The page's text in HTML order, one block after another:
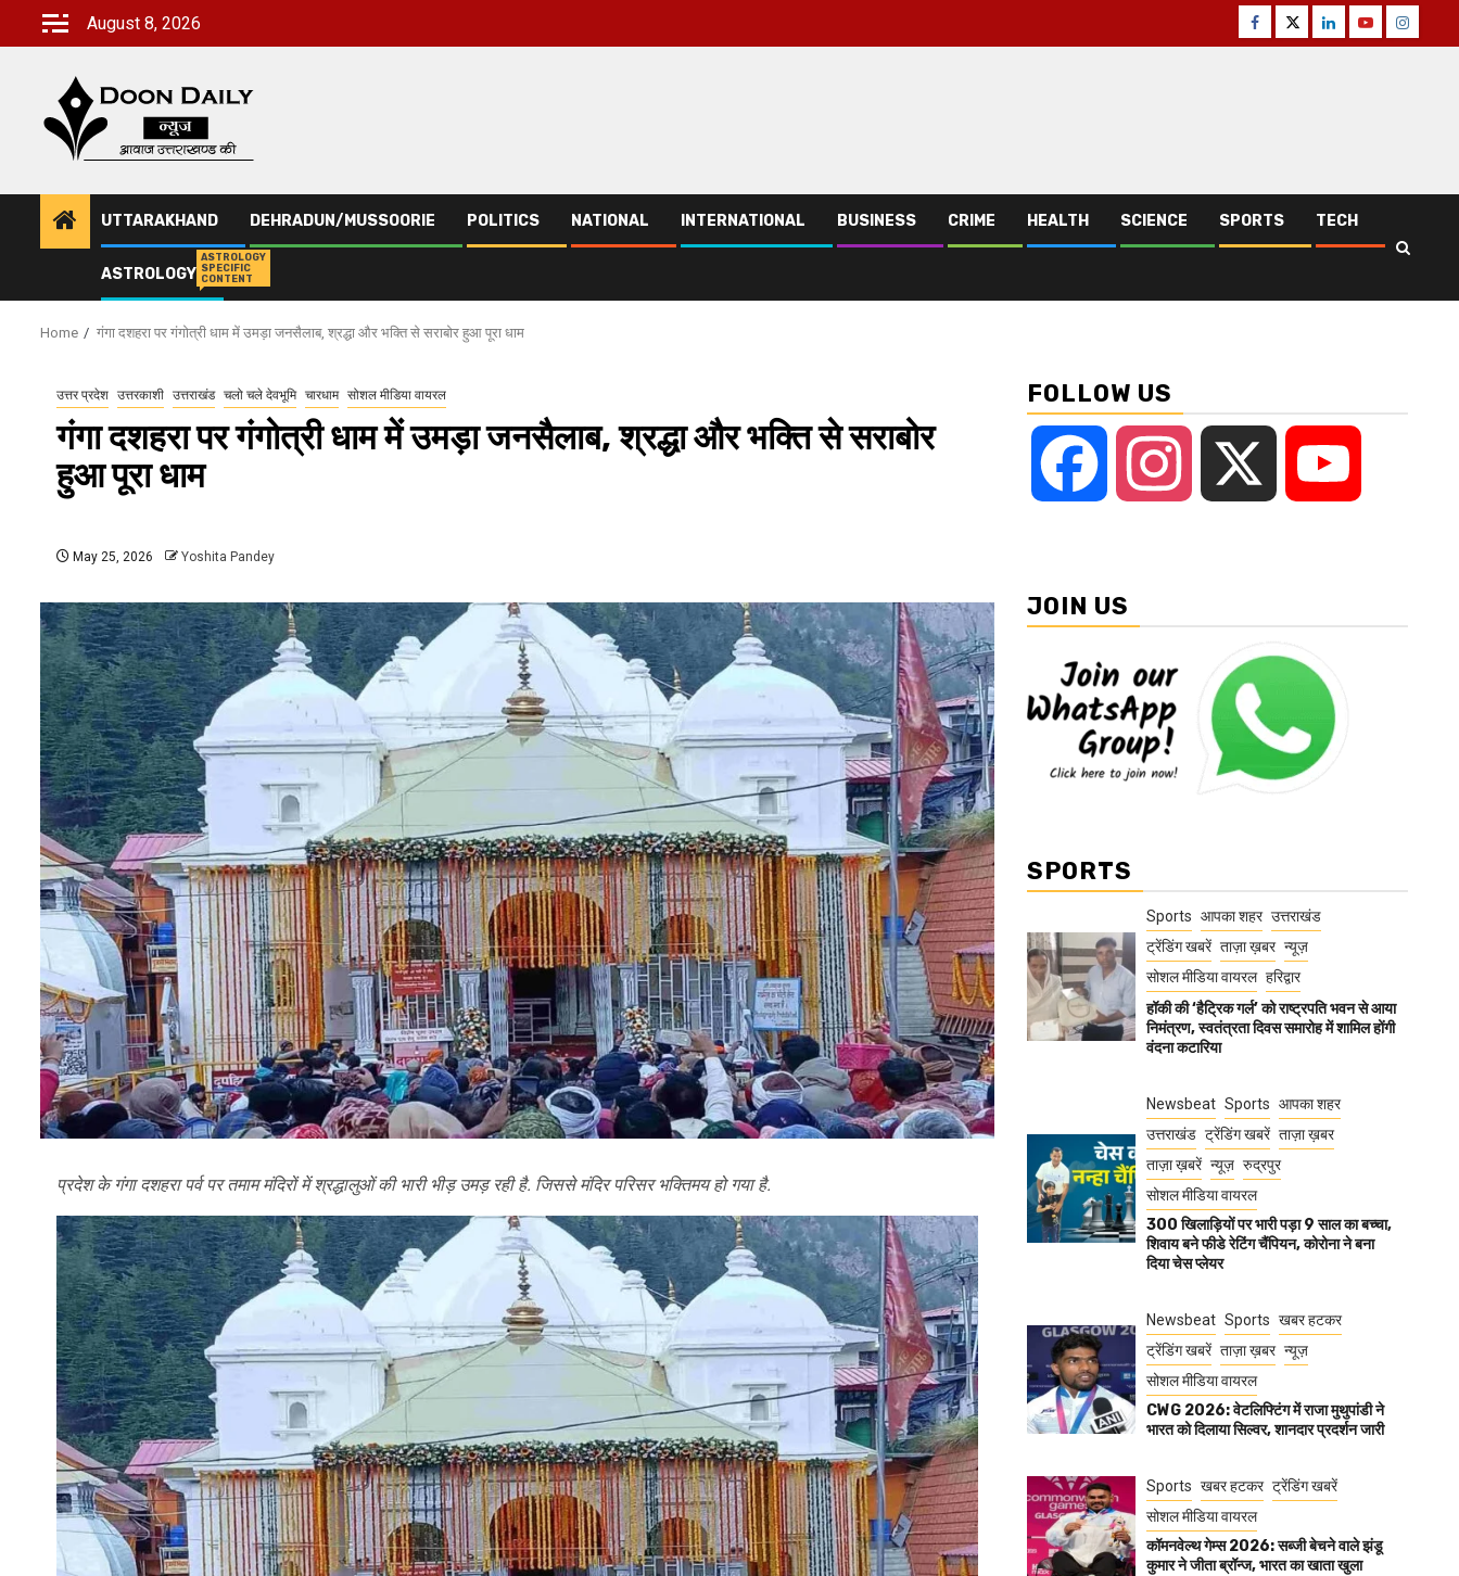
August 8, 2026 Facebook
TwitterLinkedinYoutube
UTTARAKHAND DEHRADUN/MUSSOORIE POLITICS NATIONAL INTERNATIONAL BUSINESS CRIME HEALTH SCIENCE SPORTS TECH
ASTROLOGY
ASTROLOGY
SPECIFIC
CONTENT
Home गंगा दशहरा पर गंगोत्री धाम में उमड़ा जनसैलाब, श्रद्धा और भक्ति से सराबोर हुआ पूरा धाम
उत्तर प्रदेश उत्तरकाशी उत्तराखंड चलो चले देवभूमि चारधाम सोशल मीडिया वायरल
गंगा दशहरा पर गंगोत्री धाम में उमड़ा जनसैलाब, श्रद्धा और भक्ति से सराबोर
हुआ पूरा धाम
May 25, 2026 Yoshita Pandey
प्रदेश के गंगा दशहरा पर्व पर तमाम मंदिरों में श्रद्धालुओं की भारी भीड़ उमड़ रही है. जिससे मंदिर परिसर भक्तिमय हो गया है.
FOLLOW US
Facebook Instagram
JOIN US
SPORTS
Sports आपका शहर उत्तराखंड
ट्रेंडिंग खबरें ताज़ा ख़बर न्यूज़
सोशल मीडिया वायरल हरिद्वार
हॉकी की ‘हैट्रिक गर्ल’ को राष्ट्रपति भवन से आया
निमंत्रण, स्वतंत्रता दिवस समारोह में शामिल होंगी
वंदना कटारिया
Newsbeat Sports आपका शहर
उत्तराखंड ट्रेंडिंग खबरें ताज़ा ख़बर
ताज़ा ख़बरें न्यूज़ रुद्रपुर
सोशल मीडिया वायरल
300 खिलाड़ियों पर भारी पड़ा 9 साल का बच्चा,
शिवाय बने फीडे रेटिंग चैंपियन, कोरोना ने बना
दिया चेस प्लेयर
Newsbeat Sports खबर हटकर
ट्रेंडिंग खबरें ताज़ा ख़बर न्यूज़
सोशल मीडिया वायरल
CWG 2026: वेटलिफ्टिंग में राजा मुथुपांडी ने
भारत को दिलाया सिल्वर, शानदार प्रदर्शन जारी
Sports खबर हटकर ट्रेंडिंग खबरें
सोशल मीडिया वायरल
कॉमनवेल्थ गेम्स 2026: सब्जी बेचने वाले झंडू
कुमार ने जीता ब्रॉन्ज, भारत का खाता खुला